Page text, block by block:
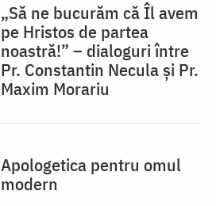
„Să ne bucurăm că Îl avem
pe Hristos de partea
noastră!” – dialoguri între
Pr. Constantin Necula și Pr.
Maxim Morariu
Apologetica pentru omul
modern